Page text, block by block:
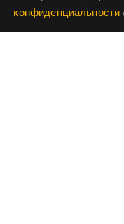
конфиденциальности